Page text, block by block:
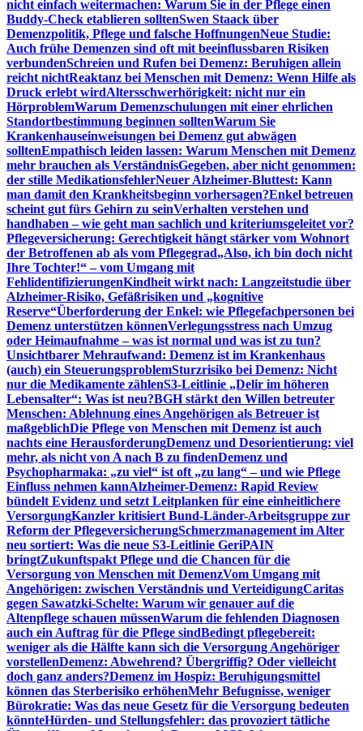
nicht einfach weitermachen: Warum Sie in der Pflege einen
Buddy-Check etablieren solltenSwen Staack über
Demenzpolitik, Pflege und falsche HoffnungenNeue Studie:
Auch frühe Demenzen sind oft mit beeinflussbaren Risiken
verbundenSchreien und Rufen bei Demenz: Beruhigen allein
reicht nichtReaktanz bei Menschen mit Demenz: Wenn Hilfe als
Druck erlebt wirdAltersschwerhörigkeit: nicht nur ein
HörproblemWarum Demenzschulungen mit einer ehrlichen
Standortbestimmung beginnen solltenWarum Sie
Krankenhauseinweisungen bei Demenz gut abwägen
solltenEmpathisch leiden lassen: Warum Menschen mit Demenz
mehr brauchen als VerständnisGegeben, aber nicht genommen:
der stille MedikationsfehlerNeuer Alzheimer-Bluttest: Kann
man damit den Krankheitsbeginn vorhersagen?Enkel betreuen
scheint gut fürs Gehirn zu seinVerhalten verstehen und
handhaben – wie geht man sachlich und kriteriumsgeleitet vor?
Pflegeversicherung: Gerechtigkeit hängt stärker vom Wohnort
der Betroffenen ab als vom Pflegegrad„Also, ich bin doch nicht
Ihre Tochter!“ – vom Umgang mit
FehlidentifizierungenKindheit wirkt nach: Langzeitstudie über
Alzheimer-Risiko, Gefäßrisiken und „kognitive
Reserve“Überforderung der Enkel: wie Pflegefachpersonen bei
Demenz unterstützen könnenVerlegungsstress nach Umzug
oder Heimaufnahme – was ist normal und was ist zu tun?
Unsichtbarer Mehraufwand: Demenz ist im Krankenhaus
(auch) ein SteuerungsproblemSturzrisiko bei Demenz: Nicht
nur die Medikamente zählenS3-Leitlinie „Delir im höheren
Lebensalter“: Was ist neu?BGH stärkt den Willen betreuter
Menschen: Ablehnung eines Angehörigen als Betreuer ist
maßgeblichDie Pflege von Menschen mit Demenz ist auch
nachts eine HerausforderungDemenz und Desorientierung: viel
mehr, als nicht von A nach B zu findenDemenz und
Psychopharmaka: „zu viel“ ist oft „zu lang“ – und wie Pflege
Einfluss nehmen kannAlzheimer-Demenz: Rapid Review
bündelt Evidenz und setzt Leitplanken für eine einheitlichere
VersorgungKanzler kritisiert Bund-Länder-Arbeitsgruppe zur
Reform der PflegeversicherungSchmerzmanagement im Alter
neu sortiert: Was die neue S3-Leitlinie GeriPAIN
bringtZukunftspakt Pflege und die Chancen für die
Versorgung von Menschen mit DemenzVom Umgang mit
Angehörigen: zwischen Verständnis und VerteidigungCaritas
gegen Sawatzki-Schelte: Warum wir genauer auf die
Altenpflege schauen müssenWarum die fehlenden Diagnosen
auch ein Auftrag für die Pflege sindBedingt pflegebereit:
weniger als die Hälfte kann sich die Versorgung Angehöriger
vorstellenDemenz: Abwehrend? Übergriffig? Oder vielleicht
doch ganz anders?Demenz im Hospiz: Beruhigungsmittel
können das Sterberisiko erhöhenMehr Befugnisse, weniger
Bürokratie: Was das neue Gesetz für die Versorgung bedeuten
könnteHürden- und Stellungsfehler: das provoziert tätliche